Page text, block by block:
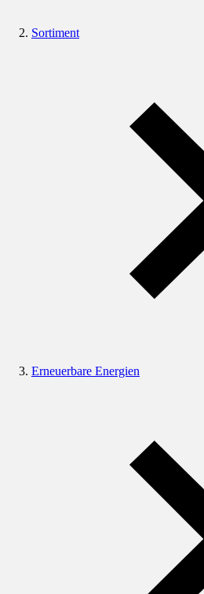
Sortiment
Erneuerbare Energien